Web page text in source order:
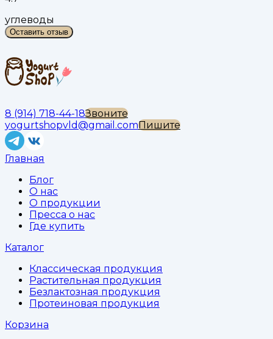
углеводы
Оставить отзыв
8 (914) 718-44-18Звоните
yogurtshopvld@gmail.comПишите
Главная
Блог
О нас
О продукции
Пресса о нас
Где купить
Каталог
Классическая продукция
Растительная продукция
Безлактозная продукция
Протеиновая продукция
Корзина